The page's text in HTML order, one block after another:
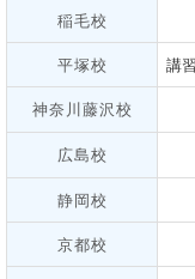
稲毛校
平塚校 講
神奈川藤沢校
広島校
静岡校
京都校